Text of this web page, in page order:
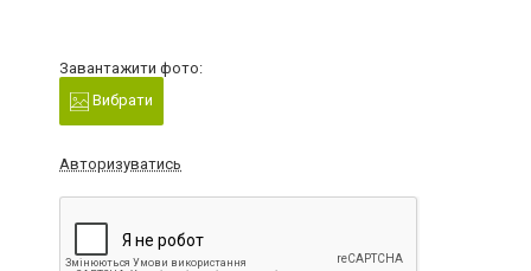
Завантажити фото:
Вибрати
Авторизуватись